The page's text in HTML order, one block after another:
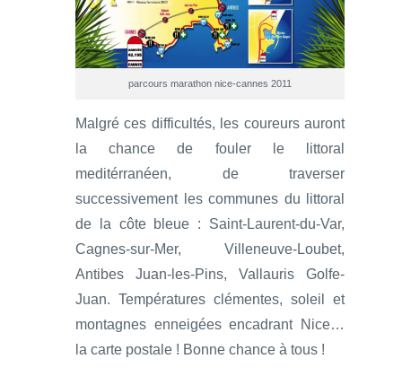
parcours marathon nice-cannes 2011
Malgré ces difficultés, les coureurs auront
la chance de fouler le littoral
meditérranéen, de traverser
successivement les communes du littoral
de la côte bleue : Saint-Laurent-du-Var,
Cagnes-sur-Mer, Villeneuve-Loubet,
Antibes Juan-les-Pins, Vallauris Golfe-
Juan. Températures clémentes, soleil et
montagnes enneigées encadrant Nice…
la carte postale ! Bonne chance à tous !